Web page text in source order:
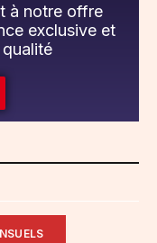
à notre offre
exclusive et